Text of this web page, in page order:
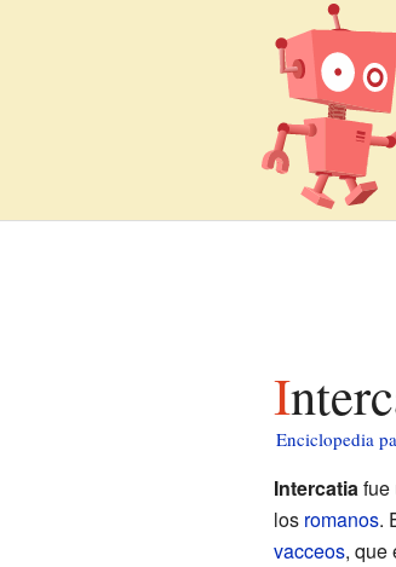
Enciclopedia
Intercatiafue
los romanos.
vacceos, que